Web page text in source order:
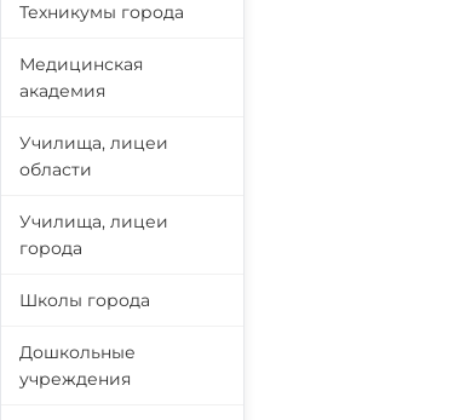
Техникумы города
Медицинская
академия
Училища, лицеи
области
Училища, лицеи
города
Школы города
Дошкольные
учреждения